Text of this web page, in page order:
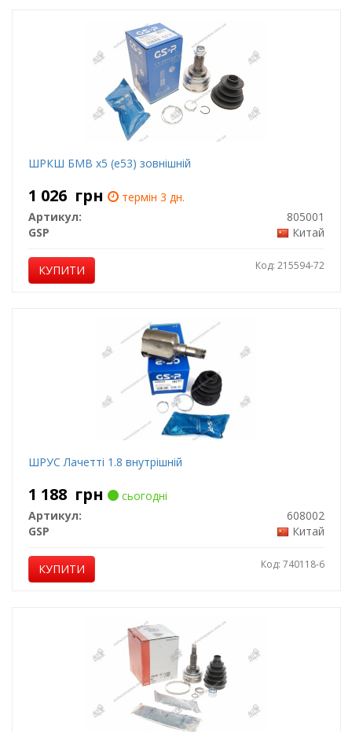
ШРКШ БМВ х5 (е53) зовнішній
1 026 грн
термін 3 дн.
Артикул:
805001
GSP
Китай
КУПИТИ Код: 215594-72
ШРУС Лачетті 1.8 внутрішній
1 188 грн
сьогодні
Артикул:
608002
GSP
Китай
КУПИТИ Код: 740118-6